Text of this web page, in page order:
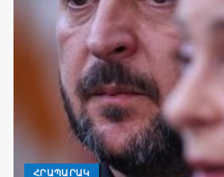
ՀՐԱՊԱՐԱԿ